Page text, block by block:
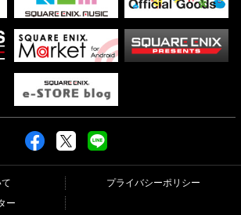
プライバシーポリシー
ー